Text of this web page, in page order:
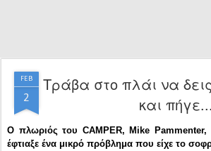
FEB
2
Τράβα στο πλάι να
και πήγε...
Ο πλωριός του CAMPER, Mike Pammenter,
έφτιαξε ένα μικρό πρόβλημα που είχε το